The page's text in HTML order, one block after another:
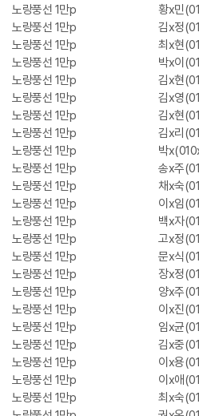
노랑풍선 1만p
황x민
노랑풍선 1만p
김x정
노랑풍선 1만p
최x현
노랑풍선 1만p
박x이
노랑풍선 1만p
김x현
노랑풍선 1만p
김x영
노랑풍선 1만p
김x현
노랑풍선 1만p
김x리
노랑풍선 1만p
박
노랑풍선 1만p
송x주
노랑풍선 1만p
채x숙
노랑풍선 1만p
이x임
노랑풍선 1만p
백x자
노랑풍선 1만p
고x정
노랑풍선 1만p
문x식
노랑풍선 1만p
장x정
노랑풍선 1만p
양x주
노랑풍선 1만p
이x진
노랑풍선 1만p
임x균
노랑풍선 1만p
김x중
노랑풍선 1만p
이x용
노랑풍선 1만p
이x애
노랑풍선 1만p
최x숙